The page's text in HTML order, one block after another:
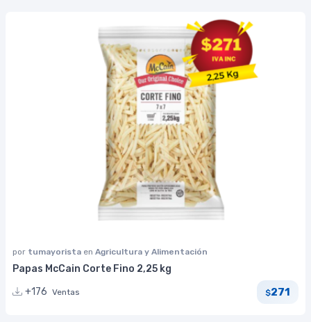
por tumayorista en Agricultura y Alimentación
Papas McCain Corte Fino 2,25 kg
+176 Ventas $271